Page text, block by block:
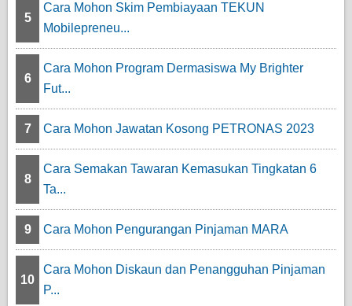
5
Cara Mohon Skim Pembiayaan TEKUN
Mobilepreneu...
6
Cara Mohon Program Dermasiswa My Brighter
Fut...
7 Cara Mohon Jawatan Kosong PETRONAS 2023
8
Cara Semakan Tawaran Kemasukan Tingkatan 6
Ta...
9 Cara Mohon Pengurangan Pinjaman MARA
10
Cara Mohon Diskaun dan Penangguhan Pinjaman
P...